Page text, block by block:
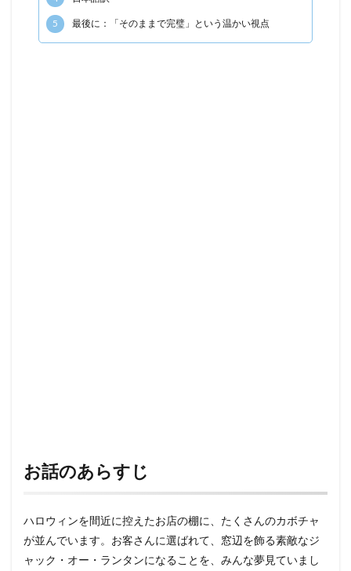
5 最後に：「そのままで完璧」という温かい視点
お話のあらすじ
ハロウィンを間近に控えたお店の棚に、たくさんのカボチャ
が並んでいます。お客さんに選ばれて、窓辺を飾る素敵なジ
ャック・オー・ランタンになることを、みんな夢見ていまし